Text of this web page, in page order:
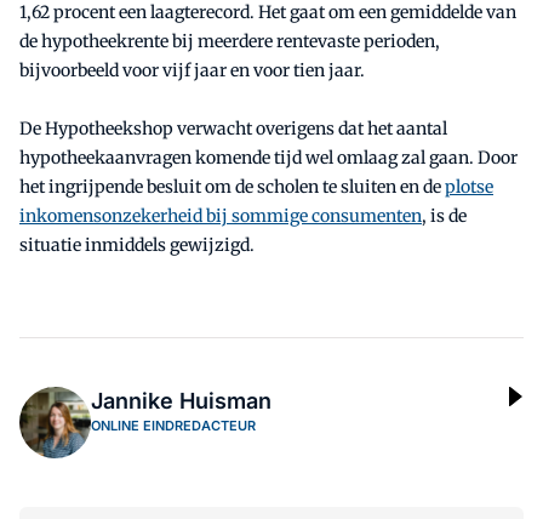
1,62 procent een laagterecord. Het gaat om een gemiddelde van
de hypotheekrente bij meerdere rentevaste perioden,
bijvoorbeeld voor vijf jaar en voor tien jaar.
De Hypotheekshop verwacht overigens dat het aantal
hypotheekaanvragen komende tijd wel omlaag zal gaan. Door
het ingrijpende besluit om de scholen te sluiten en deplotse
inkomensonzekerheid bij sommige consumenten, is de
situatie inmiddels gewijzigd.
Jannike Huisman
ONLINE EINDREDACTEUR